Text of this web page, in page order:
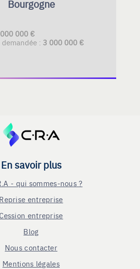
Bourgogne
000 €
: 3 000 000 €
En savoir plus
- qui sommes-nous ?
Reprise entreprise
Cession entreprise
Blog
Nous contacter
Mentions légales